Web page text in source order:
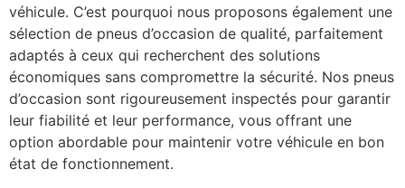
véhicule. C’est pourquoi nous proposons également une
sélection de pneus d’occasion de qualité, parfaitement
adaptés à ceux qui recherchent des solutions
économiques sans compromettre la sécurité. Nos pneus
d’occasion sont rigoureusement inspectés pour garantir
leur fiabilité et leur performance, vous offrant une
option abordable pour maintenir votre véhicule en bon
état de fonctionnement.